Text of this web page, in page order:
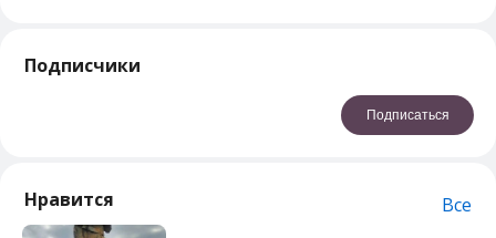
Подписчики
Подписаться
Нравится Все